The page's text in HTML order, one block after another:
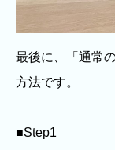
最後に、「通常
方法です。
■Step1